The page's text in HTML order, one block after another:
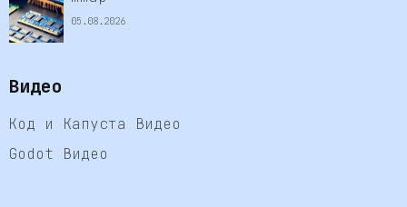
05.08.2026
Видео
Код и Капуста Видео
Godot Видео